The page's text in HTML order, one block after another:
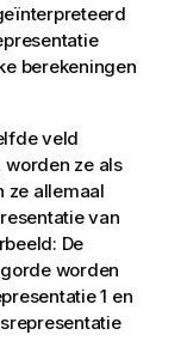
berekeningen
veld
ze als
ze allemaal
van
De
worden
1 en